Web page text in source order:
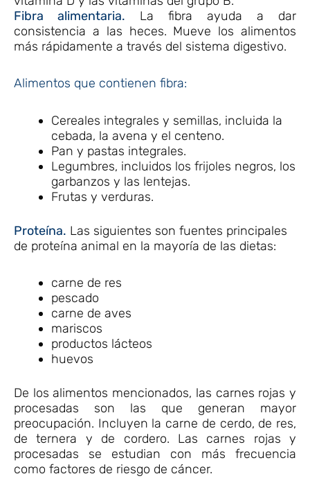
Fibra alimentaria. La fibra ayuda a dar
consistencia a las heces. Mueve los alimentos
más rápidamente a través del sistema digestivo.
Alimentos que contienen fibra:
Cereales integrales y semillas, incluida la
cebada, la avena y el centeno.
Pan y pastas integrales.
Legumbres, incluidos los frijoles negros, los
garbanzos y las lentejas.
Frutas y verduras.
Proteína. Las siguientes son fuentes principales
de proteína animal en la mayoría de las dietas:
carne de res
pescado
carne de aves
mariscos
productos lácteos
huevos
De los alimentos mencionados, las carnes rojas y
procesadas son las que generan mayor
preocupación. Incluyen la carne de cerdo, de res,
de ternera y de cordero. Las carnes rojas y
procesadas se estudian con más frecuencia
como factores de riesgo de cáncer.